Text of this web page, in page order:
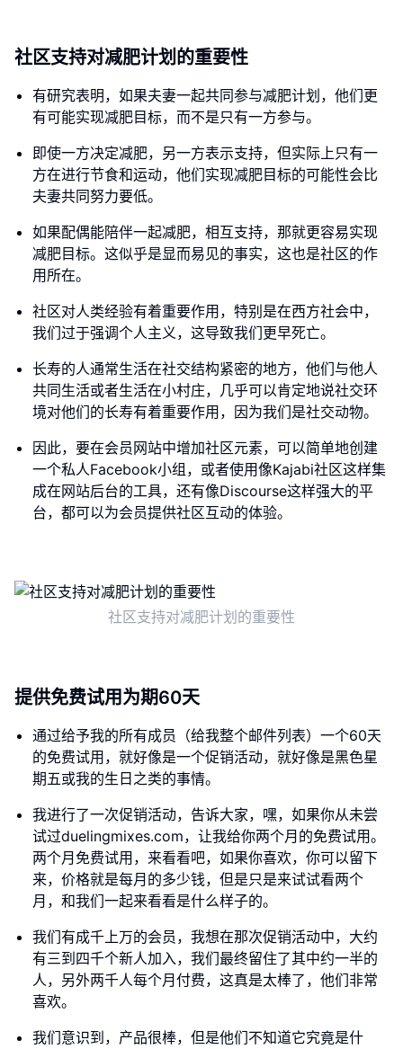
社区支持对减肥计划的重要性
有研究表明，如果夫妻一起共同参与减肥计划，他们更
有可能实现减肥目标，而不是只有一方参与。
即使一方决定减肥，另一方表示支持，但实际上只有一
方在进行节食和运动，他们实现减肥目标的可能性会比
夫妻共同努力要低。
如果配偶能陪伴一起减肥，相互支持，那就更容易实现
减肥目标。这似乎是显而易见的事实，这也是社区的作
用所在。
社区对人类经验有着重要作用，特别是在西方社会中，
我们过于强调个人主义，这导致我们更早死亡。
长寿的人通常生活在社交结构紧密的地方，他们与他人
共同生活或者生活在小村庄，几乎可以肯定地说社交环
境对他们的长寿有着重要作用，因为我们是社交动物。
因此，要在会员网站中增加社区元素，可以简单地创建
一个私人Facebook小组，或者使用像Kajabi社区这样集
成在网站后台的工具，还有像Discourse这样强大的平
台，都可以为会员提供社区互动的体验。
社区支持对减肥计划的重要性
提供免费试用为期60天
通过给予我的所有成员（给我整个邮件列表）一个60天
的免费试用，就好像是一个促销活动，就好像是黑色星
期五或我的生日之类的事情。
我进行了一次促销活动，告诉大家，嘿，如果你从未尝
试过duelingmixes.com，让我给你两个月的免费试用。
两个月免费试用，来看看吧，如果你喜欢，你可以留下
来，价格就是每月的多少钱，但是只是来试试看两个
月，和我们一起来看看是什么样子的。
我们有成千上万的会员，我想在那次促销活动中，大约
有三到四千个新人加入，我们最终留住了其中约一半的
人，另外两千人每个月付费，这真是太棒了，他们非常
喜欢。
我们意识到，产品很棒，但是他们不知道它究竟是什